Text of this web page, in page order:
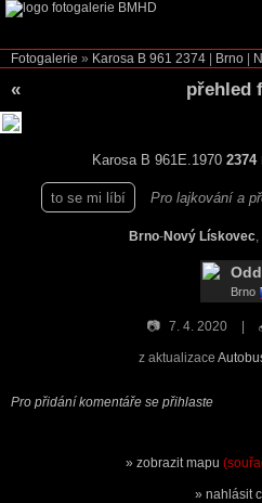
Fotogalerie » Karosa B 961 2374 Brno
« přehled
Karosa B 961E.1970 2374
to se mi líbí Pro lajkování a
Brno-Nový Lískovec,
Odd
Brno
📷 7. 4. 2020
z aktualizace
Pro přidání komentáře se přihlaste
zobrazit mapu
nahlásit